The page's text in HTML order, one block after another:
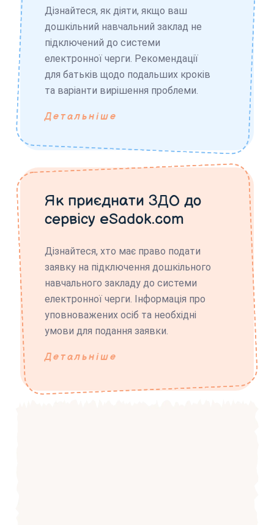
Дізнайтеся, як діяти, якщо ваш
дошкільний навчальний заклад не
підключений до системи
електронної черги. Рекомендації
для батьків щодо подальших кроків
та варіанти вирішення проблеми.
Детальніше
Як приєднати ЗДО до
сервісу eSadok.com
Дізнайтеся, хто має право подати
заявку на підключення дошкільного
навчального закладу до системи
електронної черги. Інформація про
уповноважених осіб та необхідні
умови для подання заявки.
Детальніше